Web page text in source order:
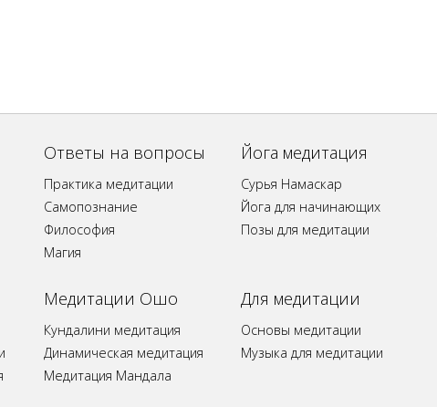
Ответы на вопросы
Практика медитации
Самопознание
Философия
Магия
Йога медитация
Сурья Намаскар
Йога для начинающих
Позы для медитации
Медитации Ошо
Кундалини медитация
Динамическая медитация
Медитация Мандала
Для медитации
Основы медитации
Музыка для медитации